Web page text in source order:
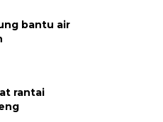
bantu air
rantai